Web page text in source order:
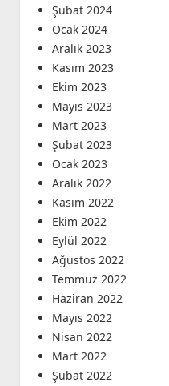
Şubat 2024
Ocak 2024
Aralık 2023
Kasım 2023
Ekim 2023
Mayıs 2023
Mart 2023
Şubat 2023
Ocak 2023
Aralık 2022
Kasım 2022
Ekim 2022
Eylül 2022
Ağustos 2022
Temmuz 2022
Haziran 2022
Mayıs 2022
Nisan 2022
Mart 2022
Şubat 2022